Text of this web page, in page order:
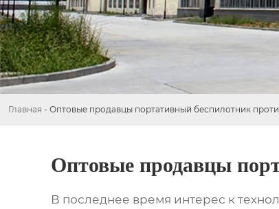
Главная - Оптовые продавцы портативный беспилотник
Оптовые продавцы
В последнее время интерес к